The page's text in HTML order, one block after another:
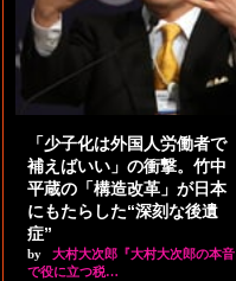
「少子化は外国人労働者で
補えばいい」の衝撃。竹中
平蔵の「構造改革」が日本
にもたらした“深刻な後遺
症”
by
大村大次郎『大村大次郎の本音
で役に立つ税…